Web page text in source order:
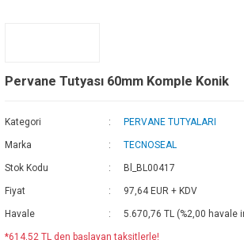
Pervane Tutyası 60mm Komple Konik
Kategori PERVANE TUTYALARI
Marka TECNOSEAL
Stok Kodu Bl_BL00417
Fiyat 97,64 EUR + KDV
Havale 5.670,76 TL (%2,00 havale
*614,52 TL den başlayan taksitlerle!